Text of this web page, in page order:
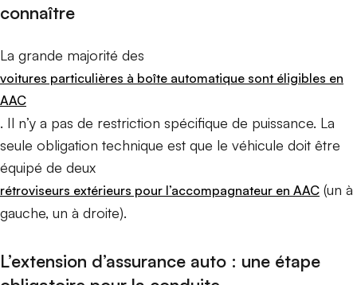
connaître
La grande majorité des
voitures particulières à boîte automatique sont éligibles en
AAC
. Il n’y a pas de restriction spécifique de puissance. La
seule obligation technique est que le véhicule doit être
équipé de deux
rétroviseurs extérieurs pour l’accompagnateur en AAC (un à
gauche, un à droite).
L’extension d’assurance auto : une étape